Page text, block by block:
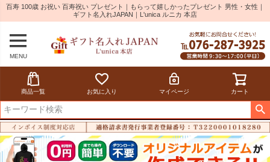
百寿 100歳 お祝い 百寿祝い プレゼント｜もらって嬉しかったプレゼント 男性・女性｜
ギフト名入れJAPAN｜L'unica ルニカ 本店
MENU
商品一覧 お気に入り マイページ カート